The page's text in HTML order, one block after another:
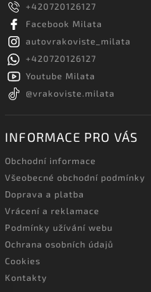
+420720126127
Facebook Milata
autovrakoviste_milata
+420720126127
Youtube Milata
@vrakoviste.milata
INFORMACE PRO VÁS
Obchodní informace
Všeobecné obchodní podmínky
Doprava a platba
Vrácení a reklamace
Podmínky užívání webu
Ochrana osobních údajů
Cookies
Kontakty